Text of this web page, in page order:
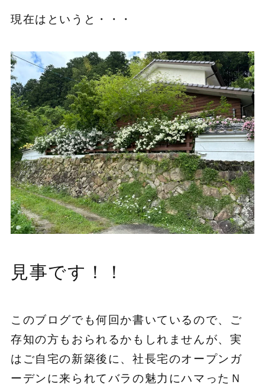
現在はというと・・・
見事です！！
このブログでも何回か書いているので、ご
存知の方もおられるかもしれませんが、実
はご自宅の新築後に、社長宅のオープンガ
ーデンに来られてバラの魅力にハマったＮ